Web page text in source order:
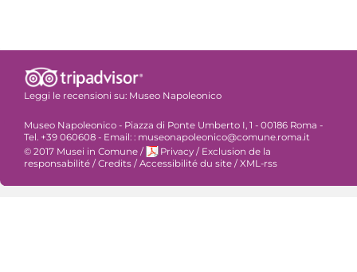
Leggi le recensioni su: Museo Napoleonico
Museo Napoleonico - Piazza di Ponte Umberto I, 1 - 00186 Roma -
Tel. +39 060608 - Email: : museonapoleonico@comune.roma.it
© 2017 Musei in Comune / Privacy / Exclusion de la
responsabilité / Credits / Accessibilité du site / XML-rss